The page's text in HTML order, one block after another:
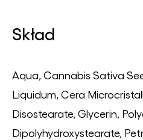
Skład
Aqua, Cannabis Sativa
Liquidum, Cera
Disostearate, Glycerin,
Dipolyhydroxystearate,